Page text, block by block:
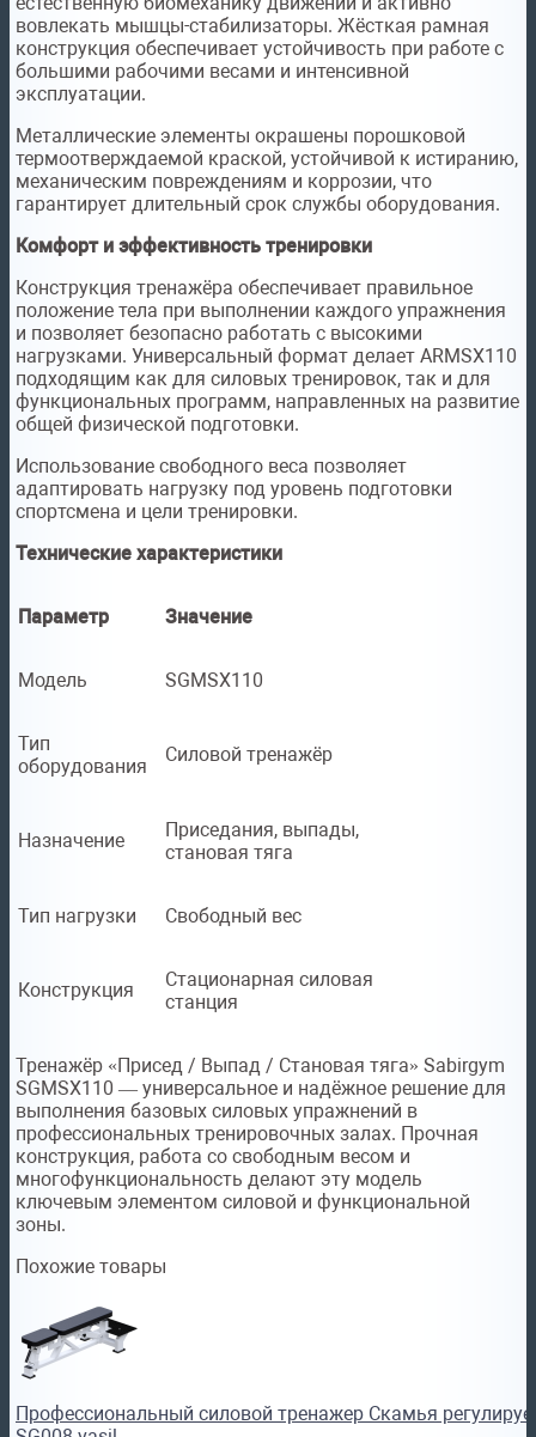
вовлекать мышцы-стабилизаторы. Жёсткая рамная
конструкция обеспечивает устойчивость при работе с
большими рабочими весами и интенсивной
эксплуатации.
Металлические элементы окрашены порошковой
термоотверждаемой краской, устойчивой к истиранию,
механическим повреждениям и коррозии, что
гарантирует длительный срок службы оборудования.
Комфорт и эффективность тренировки
Конструкция тренажёра обеспечивает правильное
положение тела при выполнении каждого упражнения
и позволяет безопасно работать с высокими
нагрузками. Универсальный формат делает ARMSX110
подходящим как для силовых тренировок, так и для
функциональных программ, направленных на развитие
общей физической подготовки.
Использование свободного веса позволяет
адаптировать нагрузку под уровень подготовки
спортсмена и цели тренировки.
Технические характеристики
Параметр Значение
Модель SGMSX110
Тип
оборудования
Силовой тренажёр
Назначение
Приседания, выпады,
становая тяга
Тип нагрузки Свободный вес
Конструкция
Стационарная силовая
станция
Тренажёр «Присед / Выпад / Становая тяга» Sabirgym
SGMSX110 — универсальное и надёжное решение для
выполнения базовых силовых упражнений в
профессиональных тренировочных залах. Прочная
конструкция, работа со свободным весом и
многофункциональность делают эту модель
ключевым элементом силовой и функциональной
зоны.
Похожие товары
Профессиональный силовой тренажер Скамья